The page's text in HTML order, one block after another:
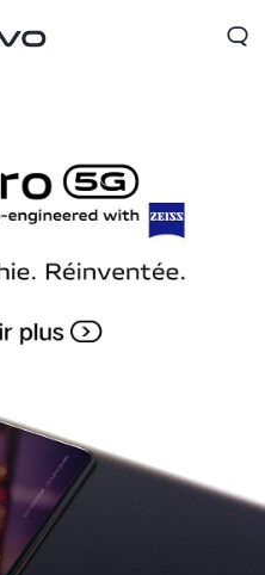
un pays / une région